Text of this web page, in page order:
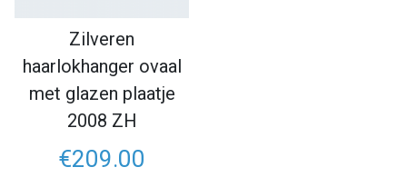
Zilveren
haarlokhanger ovaal
met glazen plaatje
2008 ZH
€209.00